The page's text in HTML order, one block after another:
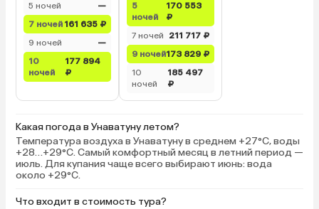
5 ночей
—
7 ночей 161 635 ₽
9 ночей
—
10
ночей
177 894
₽
5
ночей
170 553
₽
7 ночей
211 717 ₽
9 ночей173 829 ₽
10
ночей
185 497
₽
Какая погода в Унаватуну летом?
Температура воздуха в Унаватуну в среднем +27°C, воды
+28…+29°C. Самый комфортный месяц в летний период —
июль. Для купания чаще всего выбирают июнь: вода
около +29°C.
Что входит в стоимость тура?